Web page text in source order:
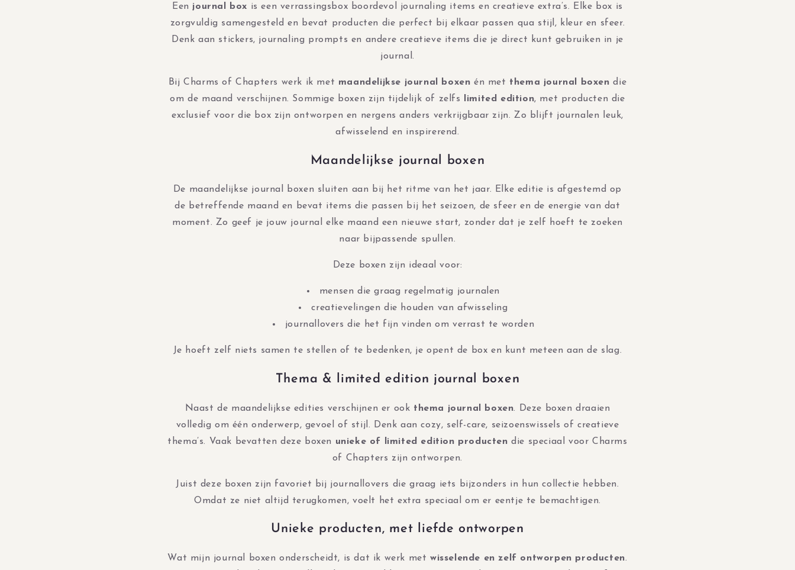
Een journal box is een verrassingsbox boordevol journaling items en creatieve extra’s. Elke box is
zorgvuldig samengesteld en bevat producten die perfect bij elkaar passen qua stijl, kleur en sfeer.
Denk aan stickers, journaling prompts en andere creatieve items die je direct kunt gebruiken in je
journal.
Bij Charms of Chapters werk ik met maandelijkse journal boxen én met thema journal boxen die
om de maand verschijnen. Sommige boxen zijn tijdelijk of zelfs
limited edition, met producten die
exclusief voor die box zijn ontworpen en nergens anders verkrijgbaar zijn. Zo blijft journalen leuk,
afwisselend en inspirerend.
Maandelijkse journal boxen
De maandelijkse journal boxen sluiten aan bij het ritme van het jaar. Elke editie is afgestemd op
de betreffende maand en bevat items die passen bij het seizoen, de sfeer en de energie van dat
moment. Zo geef je jouw journal elke maand een nieuwe start, zonder dat je zelf hoeft te zoeken
naar bijpassende spullen.
Deze boxen zijn ideaal voor:
mensen die graag regelmatig journalen
creatievelingen die houden van afwisseling
journallovers die het fijn vinden om verrast te worden
Je hoeft zelf niets samen te stellen of te bedenken, je opent de box en kunt meteen aan de slag.
Thema & limited edition journal boxen
Naast de maandelijkse edities verschijnen er ook thema journal boxen. Deze boxen draaien
volledig om één onderwerp, gevoel of stijl. Denk aan cozy, self-care, seizoenswissels of creatieve
thema’s. Vaak bevatten deze boxen unieke of limited edition producten die speciaal voor Charms
of Chapters zijn ontworpen.
Juist deze boxen zijn favoriet bij journallovers die graag iets bijzonders in hun collectie hebben.
Omdat ze niet altijd terugkomen, voelt het extra speciaal om er eentje te bemachtigen.
Unieke producten, met liefde ontworpen
Wat mijn journal boxen onderscheidt, is dat ik werk metwisselende en zelf ontworpen producten.